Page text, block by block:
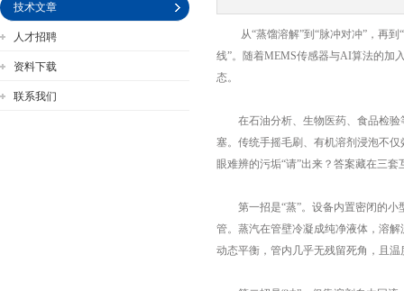
技术文章
人才招聘
资料下载
联系我们
从“蒸馏溶解”到“脉冲对冲”，再到“
线”。随着MEMS传感器与AI算法的加
态。
在石油分析、生物医药、食品检验
塞。传统手摇毛刷、有机溶剂浸泡不
眼难辨的污垢“请”出来？答案藏在三
第一招是“蒸”。设备内置密闭的小
管。蒸汽在管壁冷凝成纯净液体，溶
动态平衡，管内几乎无残留死角，且